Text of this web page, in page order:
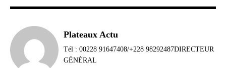
Plateaux Actu
Tél : 00228 91647408/+228 98292487DIRECTEUR
GÉNÉRAL